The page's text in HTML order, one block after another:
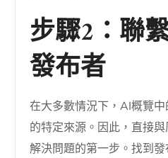
步驟2：聯
發布者
在大多數情況下，AI概覽
的特定來源。因此，直接
解決問題的第一步。找到